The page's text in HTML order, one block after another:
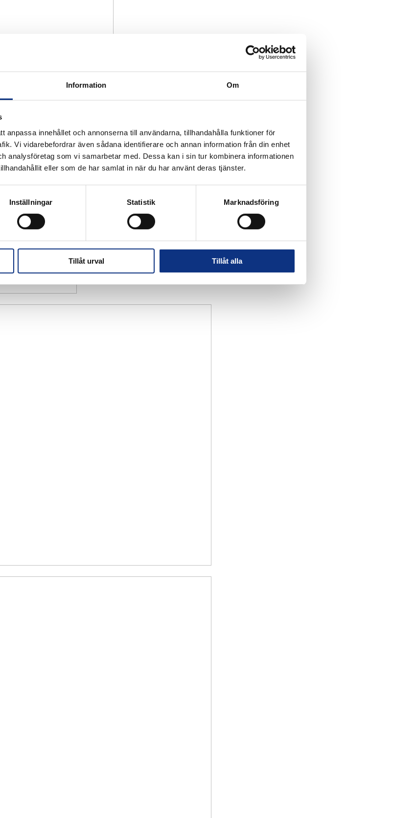
Information Om
anpassa innehållet och annonserna till användarna, tillhandahålla funktioner för
Vi vidarebefordrar även sådana identifierare och annan information från din enhet
analysföretag som vi samarbetar med. Dessa kan i sin tur kombinera informationen
eller som de har samlat in när du har använt deras tjänster.
Inställningar Statistik Marknadsföring
Tillåt urval Tillåt alla